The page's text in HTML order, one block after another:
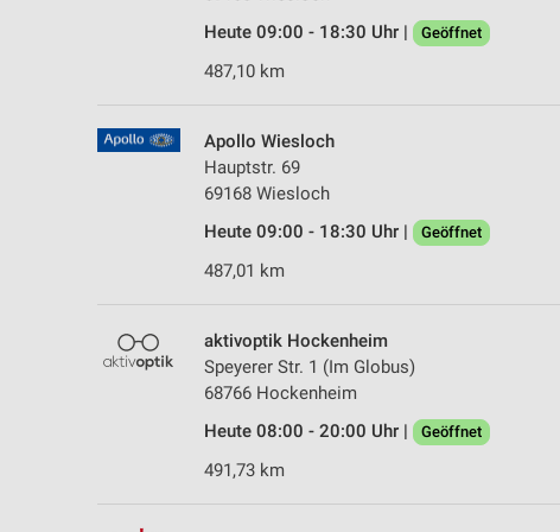
Heute 09:00 - 18:30 Uhr |
Geöffnet
487,10 km
Apollo Wiesloch
Hauptstr. 69
69168 Wiesloch
Heute 09:00 - 18:30 Uhr |
Geöffnet
487,01 km
aktivoptik Hockenheim
Speyerer Str. 1 (Im Globus)
68766 Hockenheim
Heute 08:00 - 20:00 Uhr |
Geöffnet
491,73 km